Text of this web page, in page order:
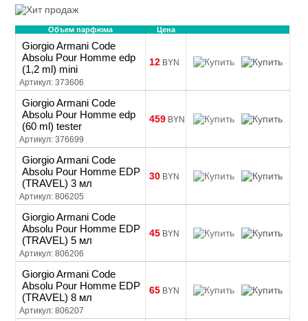
Объем парфюма Цена
Giorgio Armani Code
Absolu Pour Homme edp
(1,2 ml) mini
Артикул: 373606
12 BYN
Giorgio Armani Code
Absolu Pour Homme edp
(60 ml) tester
Артикул: 376699
459 BYN
Giorgio Armani Code
Absolu Pour Homme EDP
(TRAVEL) 3 мл
Артикул: 806205
30 BYN
Giorgio Armani Code
Absolu Pour Homme EDP
(TRAVEL) 5 мл
Артикул: 806206
45 BYN
Giorgio Armani Code
Absolu Pour Homme EDP
(TRAVEL) 8 мл
Артикул: 806207
65 BYN